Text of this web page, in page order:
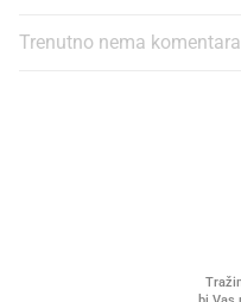
Trenutno nema komentara.